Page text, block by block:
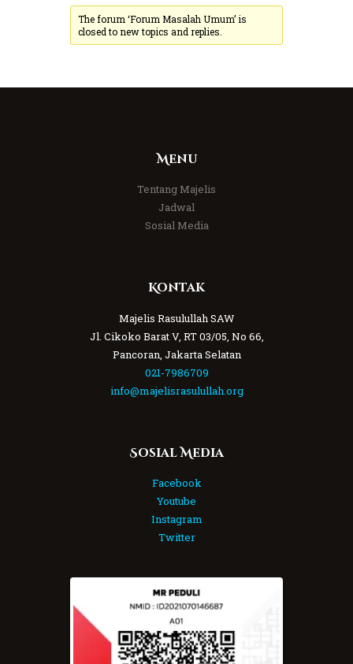
The forum ‘Forum Masalah Umum’ is
closed to new topics and replies.
Menu
Tentang Majelis
Jadwal
Sosial Media
Kontak
Majelis Rasulullah SAW
Jl. Cikoko Barat V, RT 03/05, No 66,
Pancoran, Jakarta Selatan
021-7986709
info@majelisrasulullah.org
Sosial Media
Facebook
Youtube
Instagram
Twitter